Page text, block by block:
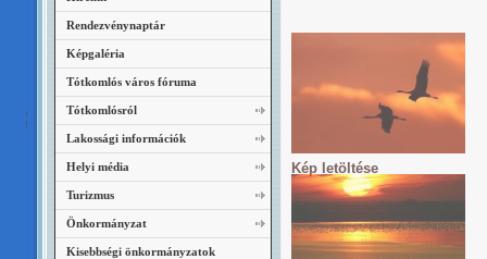
Kép letöltése
Rendezvénynaptár
Képgaléria
Tótkomlós város fóruma
Tótkomlósról
Lakossági információk
Helyi média
Turizmus
Önkormányzat
Kisebbségi önkormányzatok